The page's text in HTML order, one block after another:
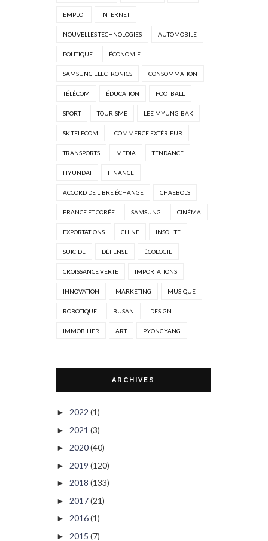
EMPLOI INTERNET
NOUVELLES TECHNOLOGIES AUTOMOBILE
POLITIQUE ÉCONOMIE
SAMSUNG ELECTRONICS CONSOMMATION
TÉLÉCOM ÉDUCATION FOOTBALL
SPORT TOURISME LEE MYUNG-BAK
SK TELECOM COMMERCE EXTÉRIEUR
TRANSPORTS MEDIA TENDANCE
HYUNDAI FINANCE
ACCORD DE LIBRE ÉCHANGE CHAEBOLS
FRANCE ET CORÉE SAMSUNG CINÉMA
EXPORTATIONS CHINE INSOLITE
SUICIDE DÉFENSE ÉCOLOGIE
CROISSANCE VERTE IMPORTATIONS
INNOVATION MARKETING MUSIQUE
ROBOTIQUE BUSAN DESIGN
IMMOBILIER ART PYONGYANG
ARCHIVES
► 2022 (1)
► 2021 (3)
► 2020(40)
► 2019 (120)
► 2018 (133)
► 2017(21)
► 2016(1)
► 2015 (7)